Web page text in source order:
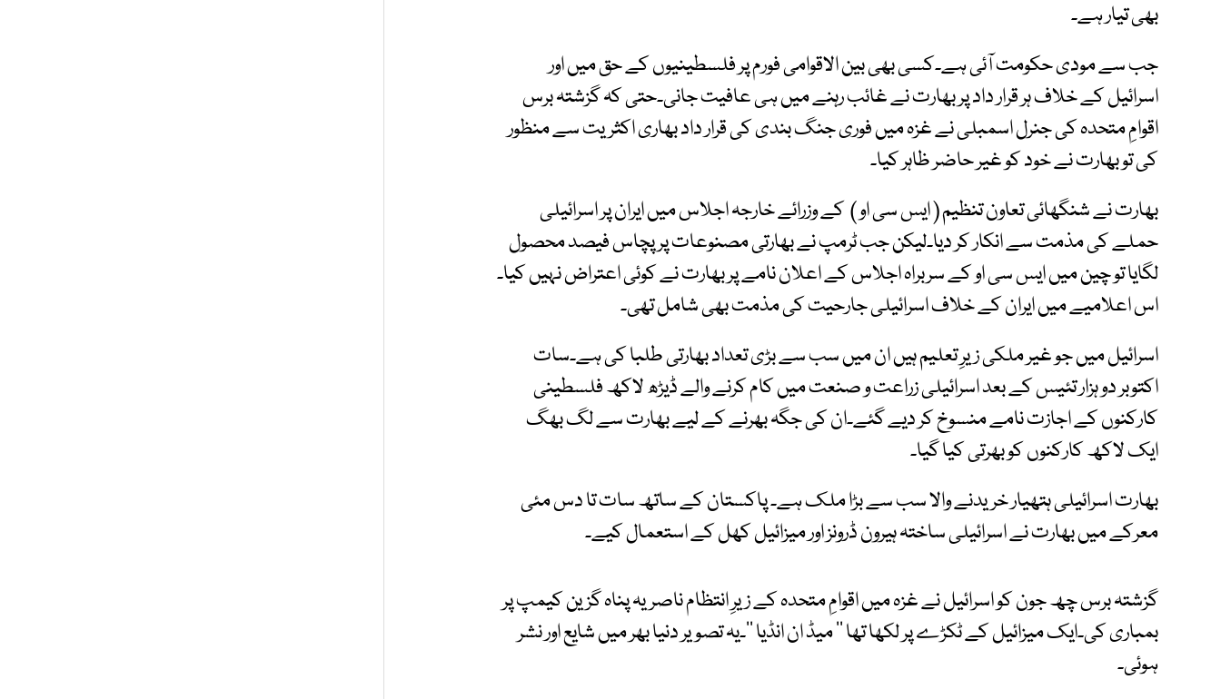
بھی تیار ہے۔
جب سے مودی حکومت آئی ہے۔کسی بھی بین الاقوامی فورم پر فلسطینیوں کے حق میں اور
اسرائیل کے خلاف ہر قرار داد پر بھارت نے غائب رہنے میں ہی عافیت جانی۔حتی کہ گزشتہ برس
اقوامِ متحدہ کی جنرل اسمبلی نے غزہ میں فوری جنگ بندی کی قرار داد بھاری اکثریت سے منظور
کی تو بھارت نے خود کو غیر حاضر ظاہر کیا۔
بھارت نے شنگھائی تعاون تنظیم ( ایس سی او ) کے وزرائے خارجہ اجلاس میں ایران پر اسرائیلی
حملے کی مذمت سے انکار کر دیا۔لیکن جب ٹرمپ نے بھارتی مصنوعات پر پچاس فیصد محصول
لگایا تو چین میں ایس سی او کے سربراہ اجلاس کے اعلان نامے پر بھارت نے کوئی اعتراض نہیں کیا۔
اس اعلامیے میں ایران کے خلاف اسرائیلی جارحیت کی مذمت بھی شامل تھی۔
اسرائیل میں جو غیر ملکی زیرِ تعلیم ہیں ان میں سب سے بڑی تعداد بھارتی طلبا کی ہے۔سات
اکتوبر دو ہزار تئیس کے بعد اسرائیلی زراعت و صنعت میں کام کرنے والے ڈیڑھ لاکھ فلسطینی
کارکنوں کے اجازت نامے منسوخ کر دیے گئے۔ان کی جگہ بھرنے کے لیے بھارت سے لگ بھگ
ایک لاکھ کارکنوں کو بھرتی کیا گیا۔
بھارت اسرائیلی ہتھیار خریدنے والا سب سے بڑا ملک ہے۔ پاکستان کے ساتھ سات تا دس مئی
معرکے میں بھارت نے اسرائیلی ساختہ ہیرون ڈرونز اور میزائیل کھل کے استعمال کیے۔
گزشتہ برس چھ جون کو اسرائیل نے غزہ میں اقوامِ متحدہ کے زیرِ انتظام ناصریہ پناہ گزین کیمپ پر
بمباری کی۔ایک میزائیل کے ٹکڑے پر لکھا تھا ’’ میڈ ان انڈیا ‘‘۔یہ تصویر دنیا بھر میں شایع اور نشر
ہوئی۔